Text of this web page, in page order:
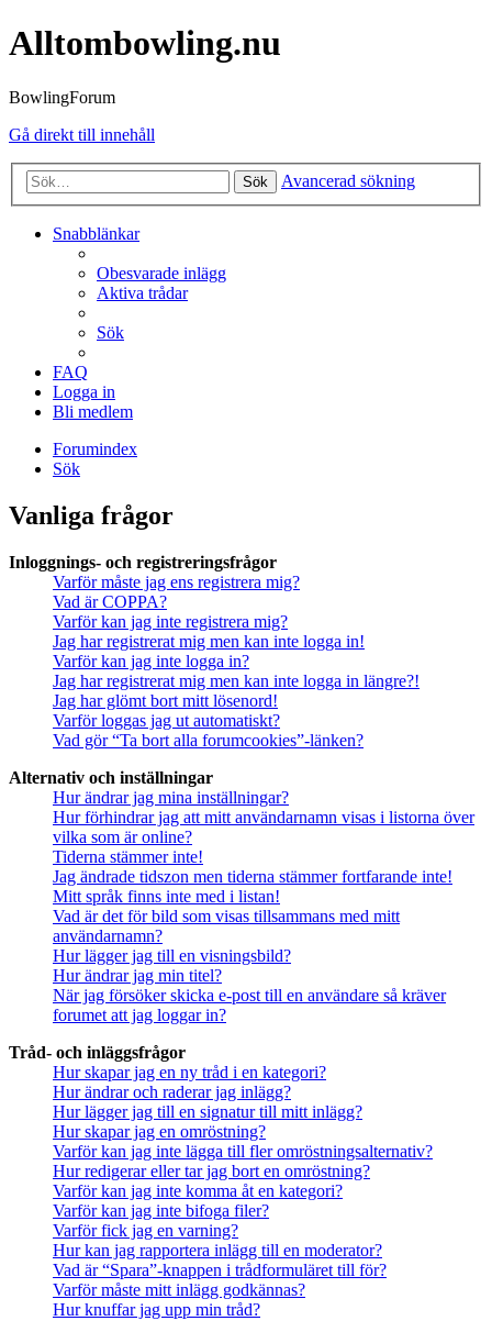
Alltombowling.nu
BowlingForum
Gå direkt till innehåll
Sök Avancerad sökning
Snabblänkar
Obesvarade inlägg
Aktiva trådar
Sök
FAQ
Logga in
Bli medlem
Forumindex
Sök
Vanliga frågor
Inloggnings- och registreringsfrågor
Varför måste jag ens registrera mig?
Vad är COPPA?
Varför kan jag inte registrera mig?
Jag har registrerat mig men kan inte logga in!
Varför kan jag inte logga in?
Jag har registrerat mig men kan inte logga in längre?!
Jag har glömt bort mitt lösenord!
Varför loggas jag ut automatiskt?
Vad gör “Ta bort alla forumcookies”-länken?
Alternativ och inställningar
Hur ändrar jag mina inställningar?
Hur förhindrar jag att mitt användarnamn visas i listorna över
vilka som är online?
Tiderna stämmer inte!
Jag ändrade tidszon men tiderna stämmer fortfarande inte!
Mitt språk finns inte med i listan!
Vad är det för bild som visas tillsammans med mitt
användarnamn?
Hur lägger jag till en visningsbild?
Hur ändrar jag min titel?
När jag försöker skicka e-post till en användare så kräver
forumet att jag loggar in?
Tråd- och inläggsfrågor
Hur skapar jag en ny tråd i en kategori?
Hur ändrar och raderar jag inlägg?
Hur lägger jag till en signatur till mitt inlägg?
Hur skapar jag en omröstning?
Varför kan jag inte lägga till fler omröstningsalternativ?
Hur redigerar eller tar jag bort en omröstning?
Varför kan jag inte komma åt en kategori?
Varför kan jag inte bifoga filer?
Varför fick jag en varning?
Hur kan jag rapportera inlägg till en moderator?
Vad är “Spara”-knappen i trådformuläret till för?
Varför måste mitt inlägg godkännas?
Hur knuffar jag upp min tråd?